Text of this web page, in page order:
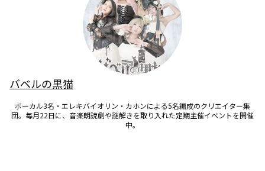
バベルの黒猫
ボーカル3名・エレキバイオリン・カホンによる5名編成のクリエイター集
団。毎月22日に、音楽朗読劇や謎解きを取り入れた定期主催イベントを開催
中。